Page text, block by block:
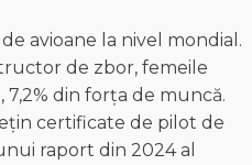
avioane la nivel mondial.
de zbor, femeile
7,2% din forța de muncă.
certificate de pilot de
raport din 2024 al